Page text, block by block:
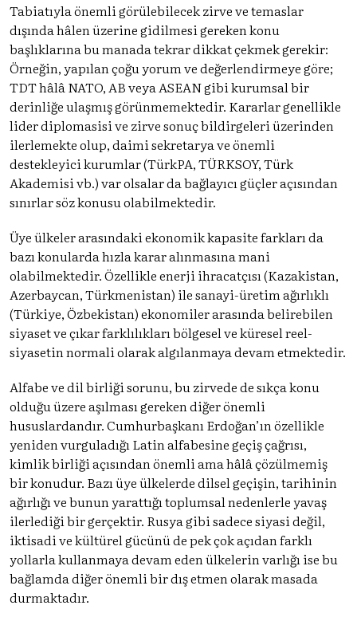
Tabiatıyla önemli görülebilecek zirve ve temaslar
dışında hâlen üzerine gidilmesi gereken konu
başlıklarına bu manada tekrar dikkat çekmek gerekir:
Örneğin, yapılan çoğu yorum ve değerlendirmeye göre;
TDT hâlâ NATO, AB veya ASEAN gibi kurumsal bir
derinliğe ulaşmış görünmemektedir. Kararlar genellikle
lider diplomasisi ve zirve sonuç bildirgeleri üzerinden
ilerlemekte olup, daimi sekretarya ve önemli
destekleyici kurumlar (TürkPA, TÜRKSOY, Türk
Akademisi vb.) var olsalar da bağlayıcı güçler açısından
sınırlar söz konusu olabilmektedir.
Üye ülkeler arasındaki ekonomik kapasite farkları da
bazı konularda hızla karar alınmasına mani
olabilmektedir. Özellikle enerji ihracatçısı (Kazakistan,
Azerbaycan, Türkmenistan) ile sanayi-üretim ağırlıklı
(Türkiye, Özbekistan) ekonomiler arasında belirebilen
siyaset ve çıkar farklılıkları bölgesel ve küresel reel-
siyasetin normali olarak algılanmaya devam etmektedir.
Alfabe ve dil birliği sorunu, bu zirvede de sıkça konu
olduğu üzere aşılması gereken diğer önemli
hususlardandır. Cumhurbaşkanı Erdoğan’ın özellikle
yeniden vurguladığı Latin alfabesine geçiş çağrısı,
kimlik birliği açısından önemli ama hâlâ çözülmemiş
bir konudur. Bazı üye ülkelerde dilsel geçişin, tarihinin
ağırlığı ve bunun yarattığı toplumsal nedenlerle yavaş
ilerlediği bir gerçektir. Rusya gibi sadece siyasi değil,
iktisadi ve kültürel gücünü de pek çok açıdan farklı
yollarla kullanmaya devam eden ülkelerin varlığı ise bu
bağlamda diğer önemli bir dış etmen olarak masada
durmaktadır.